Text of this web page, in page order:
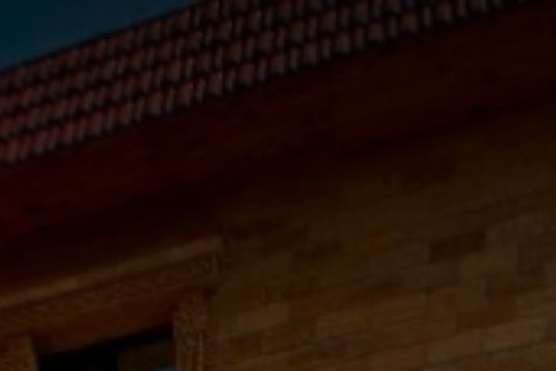
Бронирование ‎+7 978 752 37 27